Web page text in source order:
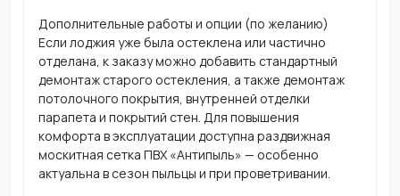
Дополнительные работы и опции (по желанию)
Если лоджия уже была остеклена или частично
отделана, к заказу можно добавить стандартный
демонтаж старого остекления, а также демонтаж
потолочного покрытия, внутренней отделки
парапета и покрытий стен. Для повышения
комфорта в эксплуатации доступна раздвижная
москитная сетка ПВХ «Антипыль» — особенно
актуальна в сезон пыльцы и при проветривании.